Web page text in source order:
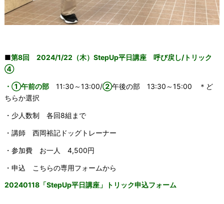
■第8回 2024/1/22（木）StepUp平日講座 呼び戻し/トリック
④
・①午前の部11:30～13:00/②午後の部 13:30～15:00 ＊ど
ちらか選択
・少人数制 各回8組まで
・講師 西岡裕記ドッグトレーナー
・参加費 お一人 4,500円
・申込 こちらの専用フォームから
20240118「StepUp平日講座」トリック申込フォーム